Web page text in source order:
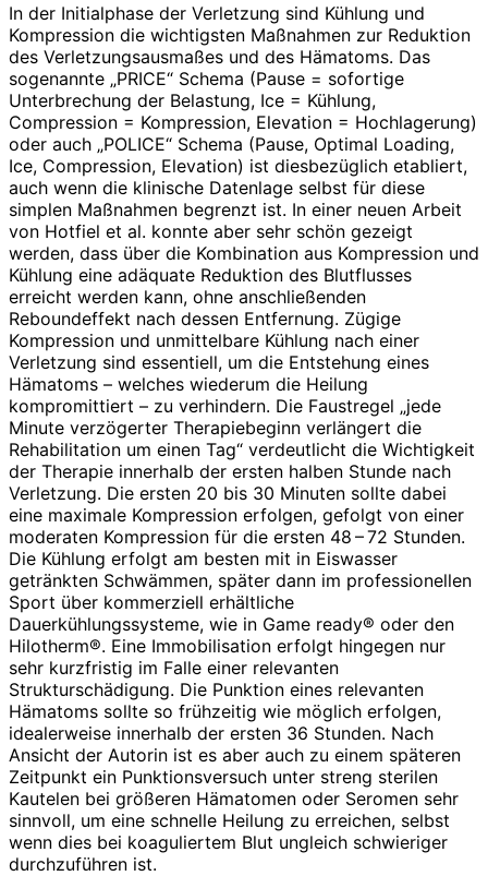
In der Initialphase der Verletzung sind Kühlung und
Kompression die wichtigsten Maßnahmen zur Reduktion
des Verletzungsausmaßes und des Hämatoms. Das
sogenannte „PRICE“ Schema (Pause = sofortige
Unterbrechung der Belastung, Ice = Kühlung,
Compression = Kompression, Elevation = Hochlagerung)
oder auch „POLICE“ Schema (Pause, Optimal Loading,
Ice, Compression, Elevation) ist diesbezüglich etabliert,
auch wenn die klinische Datenlage selbst für diese
simplen Maßnahmen begrenzt ist. In einer neuen Arbeit
von Hotfiel et al. konnte aber sehr schön gezeigt
werden, dass über die Kombination aus Kompression und
Kühlung eine adäquate Reduktion des Blutflusses
erreicht werden kann, ohne anschließenden
Reboundeffekt nach dessen Entfernung. Zügige
Kompression und unmittelbare Kühlung nach einer
Verletzung sind essentiell, um die Entstehung eines
Hämatoms – welches wiederum die Heilung
kompromittiert – zu verhindern. Die Faustregel „jede
Minute verzögerter Therapiebeginn verlängert die
Rehabilitation um einen Tag“ verdeutlicht die Wichtigkeit
der Therapie innerhalb der ersten halben Stunde nach
Verletzung. Die ersten 20 bis 30 Minuten sollte dabei
eine maximale Kompression erfolgen, gefolgt von einer
moderaten Kompression für die ersten 48 – 72 Stunden.
Die Kühlung erfolgt am besten mit in Eiswasser
getränkten Schwämmen, später dann im professionellen
Sport über kommerziell erhältliche
Dauerkühlungssysteme, wie in Game ready® oder den
Hilotherm®. Eine Immobilisation erfolgt hingegen nur
sehr kurzfristig im Falle einer relevanten
Strukturschädigung. Die Punktion eines relevanten
Hämatoms sollte so frühzeitig wie möglich erfolgen,
idealerweise innerhalb der ersten 36 Stunden. Nach
Ansicht der Autorin ist es aber auch zu einem späteren
Zeitpunkt ein Punktionsversuch unter streng sterilen
Kautelen bei größeren Hämatomen oder Seromen sehr
sinnvoll, um eine schnelle Heilung zu erreichen, selbst
wenn dies bei koaguliertem Blut ungleich schwieriger
durchzuführen ist.